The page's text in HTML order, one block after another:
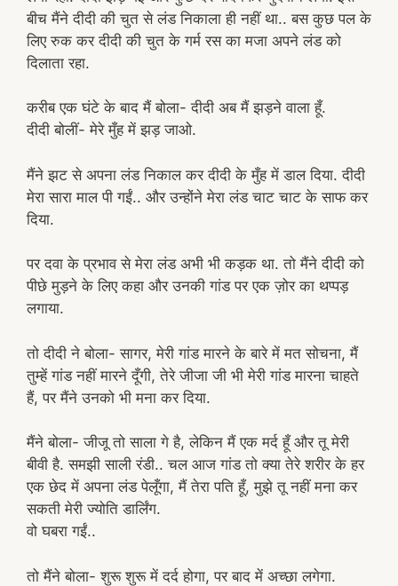
बीच मैंने दीदी की चुत से लंड निकाला ही नहीं था.. बस कुछ पल के
लिए रुक कर दीदी की चुत के गर्म रस का मजा अपने लंड को
दिलाता रहा.
करीब एक घंटे के बाद मैं बोला- दीदी अब मैं झड़ने वाला हूँ.
दीदी बोलीं- मेरे मुँह में झड़ जाओ.
मैंने झट से अपना लंड निकाल कर दीदी के मुँह में डाल दिया. दीदी
मेरा सारा माल पी गईं.. और उन्होंने मेरा लंड चाट चाट के साफ कर
दिया.
पर दवा के प्रभाव से मेरा लंड अभी भी कड़क था. तो मैंने दीदी को
पीछे मुड़ने के लिए कहा और उनकी गांड पर एक ज़ोर का थप्पड़
लगाया.
तो दीदी ने बोला- सागर, मेरी गांड मारने के बारे में मत सोचना, मैं
तुम्हें गांड नहीं मारने दूँगी, तेरे जीजा जी भी मेरी गांड मारना चाहते
हैं, पर मैंने उनको भी मना कर दिया.
मैंने बोला- जीजू तो साला गे है, लेकिन मैं एक मर्द हूँ और तू मेरी
बीवी है. समझी साली रंडी.. चल आज गांड तो क्या तेरे शरीर के हर
एक छेद में अपना लंड पेलूँगा, मैं तेरा पति हूँ, मुझे तू नहीं मना कर
सकती मेरी ज्योति डार्लिंग.
वो घबरा गईं..
तो मैंने बोला- शुरू शुरू में दर्द होगा, पर बाद में अच्छा लगेगा.